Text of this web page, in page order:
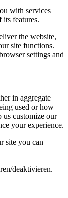
with services
its features.
the website,
site functions.
settings and
in aggregate
used or how
us customize our
your experience.
site you can
deaktivieren.